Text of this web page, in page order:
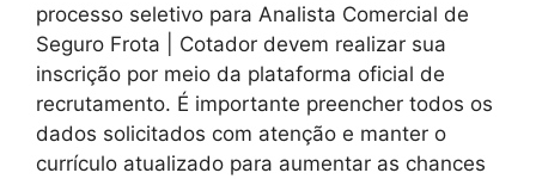
processo seletivo para Analista Comercial de
Seguro Frota | Cotador devem realizar sua
inscrição por meio da plataforma oficial de
recrutamento. É importante preencher todos os
dados solicitados com atenção e manter o
currículo atualizado para aumentar as chances